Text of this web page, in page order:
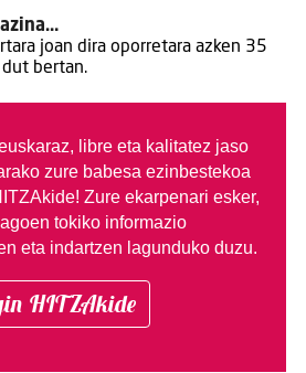
joan dira oporretara azken 35
bertan.
libre eta kalitatez jaso
zure babesa ezinbestekoa
Zure ekarpenari esker,
tokiko informazio
eta indartzen lagunduko duzu.
HITZAkide